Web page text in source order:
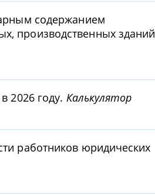
содержанием
производственных зданий
2026 году. Калькулятор
работников юридических